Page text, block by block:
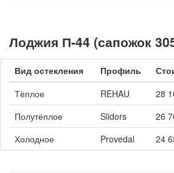
Лоджия П-44 (сапожок
Вид остекления Профиль
Тёплое
REHAU 28
Полутёплое
Slidors 26
Холодное
Provedal 24